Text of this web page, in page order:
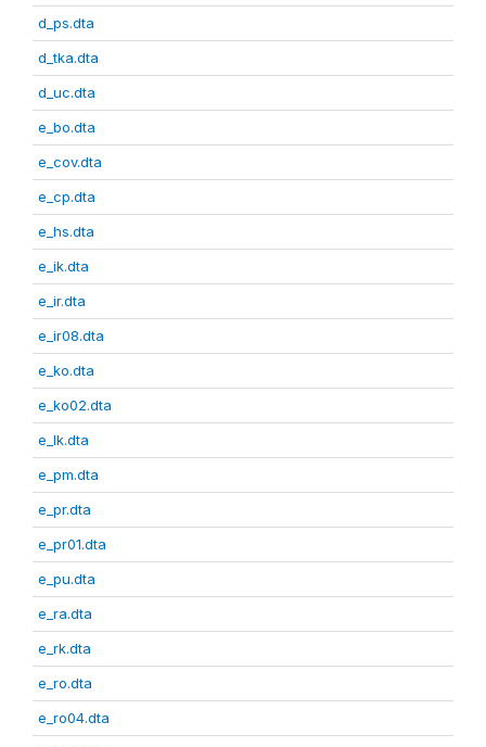
d_ps.dta
d_tka.dta
d_uc.dta
e_bo.dta
e_cov.dta
e_cp.dta
e_hs.dta
e_ik.dta
e_ir.dta
e_ir08.dta
e_ko.dta
e_ko02.dta
e_lk.dta
e_pm.dta
e_pr.dta
e_pr01.dta
e_pu.dta
e_ra.dta
e_rk.dta
e_ro.dta
e_ro04.dta